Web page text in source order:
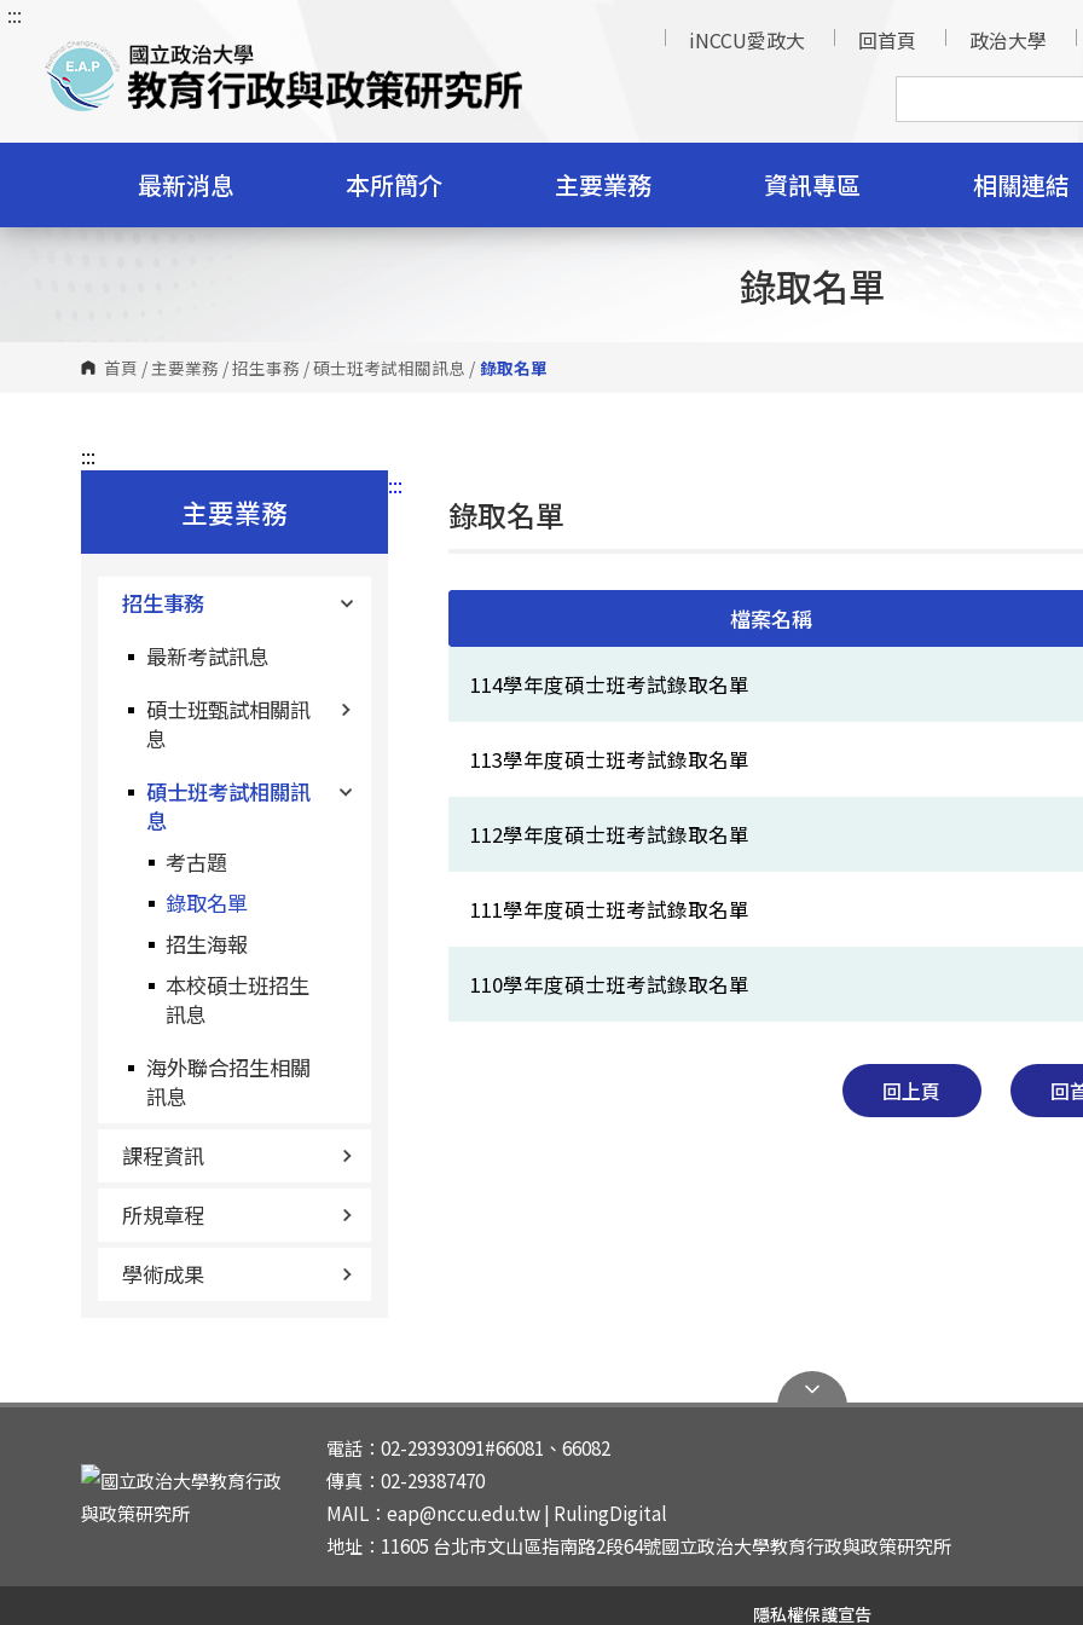
跳
內
塊
:::
iNCCU愛政大
回首頁 政治大學
最新消息 本所簡介 主要業務 資訊專區 相關連結
錄取名單
首頁 /主要業務 /招生事務 /碩士班考試相關訊息 / 錄取名單
:::
主要業務
招生事務
最新考試訊息
碩士班甄試相關訊
息
碩士班考試相關訊
息
考古題
錄取名單
招生海報
本校碩士班招生
訊息
海外聯合招生相關
訊息
課程資訊
所規章程
學術成果
:::
錄取名單
檔案名稱
114學年度碩士班考試錄取名單
113學年度碩士班考試錄取名單
112學年度碩士班考試錄取名單
111學年度碩士班考試錄取名單
110學年度碩士班考試錄取名單
回上頁 回
電話：02-29393091#66081、66082
傳真：02-29387470
MAIL：eap@nccu.edu.tw | RulingDigital
地址：11605 台北市文山區指南路2段64號國立政治大學教育行政與政策研究所
隱私權保護宣告